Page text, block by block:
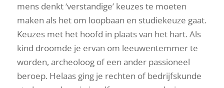
mens denkt ‘verstandige’ keuzes te moeten
maken als het om loopbaan en studiekeuze gaat.
Keuzes met het hoofd in plaats van het hart. Als
kind droomde je ervan om leeuwentemmer te
worden, archeoloog of een ander passioneel
beroep. Helaas ging je rechten of bedrijfskunde